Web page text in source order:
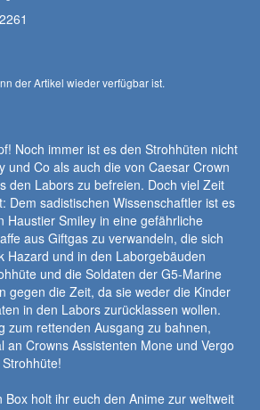
der Artikel wieder verfügbar ist.
Noch immer ist es den Strohhüten nicht
und Co als auch die von Caesar Crown
den Labors zu befreien. Doch viel Zeit
Dem sadistischen Wissenschaftler ist es
Haustier Smiley in eine gefährliche
aus Giftgas zu verwandeln, die sich
Hazard und in den Laborgebäuden
und die Soldaten der G5-Marine
gegen die Zeit, da sie weder die Kinder
in den Labors zurücklassen wollen.
zum rettenden Ausgang zu bahnen,
an Crowns Assistenten Mone und Vergo
Box holt ihr euch den Anime zur weltweit